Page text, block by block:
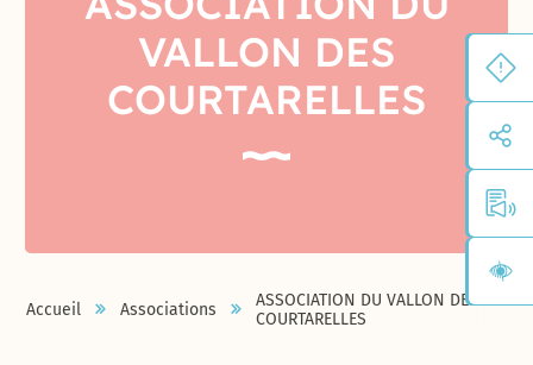
VALLON DES
COURTARELLES
Accueil Associations
ASSOCIATION DU VALLON DES
COURTARELLES